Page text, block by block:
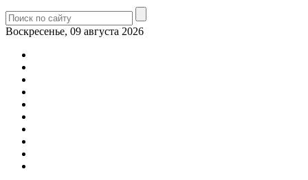
Воскресенье, 09 августа 2026